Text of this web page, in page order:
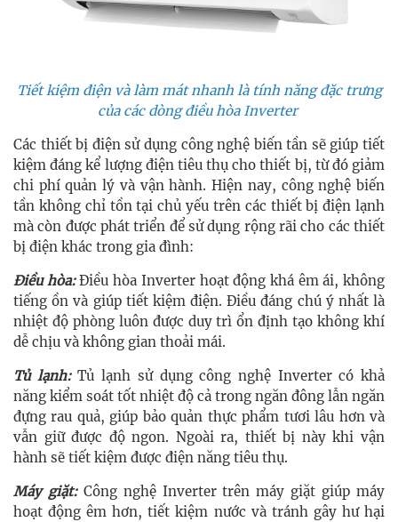
Tiết kiệm điện và làm mát nhanh là tính năng đặc trưng
của các dòng điều hòa Inverter
Các thiết bị điện sử dụng công nghệ biến tần sẽ giúp tiết
kiệm đáng kể lượng điện tiêu thụ cho thiết bị, từ đó giảm
chi phí quản lý và vận hành. Hiện nay, công nghệ biến
tần không chỉ tồn tại chủ yếu trên các thiết bị điện lạnh
mà còn được phát triển để sử dụng rộng rãi cho các thiết
bị điện khác trong gia đình:
Điều hòa:Điều hòa Inverter hoạt động khá êm ái, không
tiếng ồn và giúp tiết kiệm điện. Điều đáng chú ý nhất là
nhiệt độ phòng luôn được duy trì ổn định tạo không khí
dễ chịu và không gian thoải mái.
Tủ lạnh:Tủ lạnh sử dụng công nghệ Inverter có khả
năng kiểm soát tốt nhiệt độ cả trong ngăn đông lẫn ngăn
đựng rau quả, giúp bảo quản thực phẩm tươi lâu hơn và
vẫn giữ được độ ngon. Ngoài ra, thiết bị này khi vận
hành sẽ tiết kiệm được điện năng tiêu thụ.
Máy giặt: Công nghệ Inverter trên máy giặt giúp máy
hoạt động êm hơn, tiết kiệm nước và tránh gây hư hại